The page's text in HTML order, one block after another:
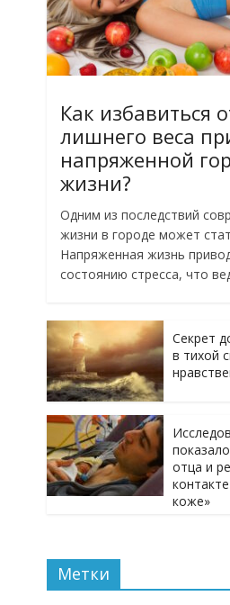
Как избавиться
лишнего веса
напряженной
жизни?
Одним из последствий
жизни в городе может
Напряженная жизнь
состоянию стресса, что
Секрет
в тихой
отца и
коже»
Метки